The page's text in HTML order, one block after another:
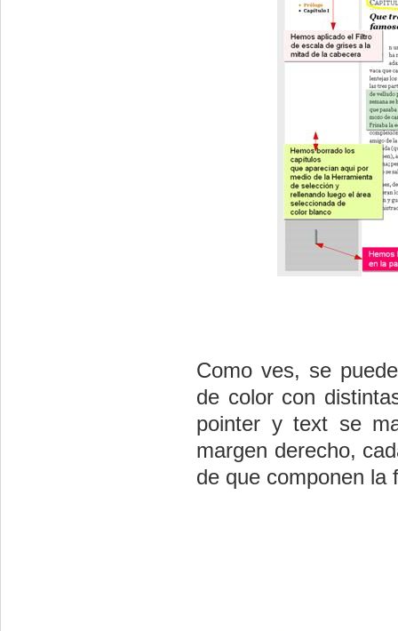
Como ves, se
de color con
pointer y text se
margen derecho,
de que componen la